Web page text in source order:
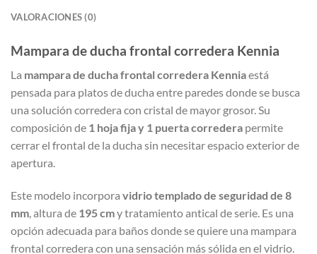
VALORACIONES (0)
Mampara de ducha frontal corredera Kennia
La mampara de ducha frontal corredera Kenniaestá
pensada para platos de ducha entre paredes donde se busca
una solución corredera con cristal de mayor grosor. Su
composición de 1 hoja fija y 1 puerta corredera permite
cerrar el frontal de la ducha sin necesitar espacio exterior de
apertura.
Este modelo incorpora vidrio templado de seguridad de 8
mm, altura de 195 cmy tratamiento antical de serie. Es una
opción adecuada para baños donde se quiere una mampara
frontal corredera con una sensación más sólida en el vidrio.